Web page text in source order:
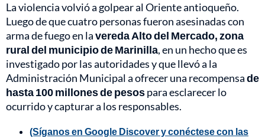
La violencia volvió a golpear al Oriente antioqueño.
Luego de que cuatro personas fueron asesinadas con
arma de fuego en lavereda Alto del Mercado, zona
rural del municipio de Marinilla, en un hecho que es
investigado por las autoridades y que llevó a la
Administración Municipal a ofrecer una recompensade
hasta 100 millones de pesospara esclarecer lo
ocurrido y capturar a los responsables.
(Síganos en Google Discover y conéctese con las